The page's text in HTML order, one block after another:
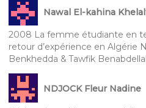
Nawal El-kahina
2008 La femme étudiante en
retour d’expérience en Algérie
Benkhedda & Tawfik
NDJOCK Fleur Nadine